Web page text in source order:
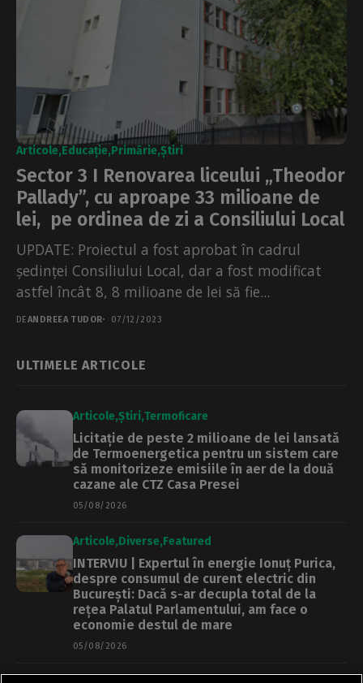
Articole Educație Primărie Știri
Sector 3 I Renovarea liceului „Theodor
Pallady”, cu aproape 33 milioane de
lei, pe ordinea de zi a Consiliului Local
UPDATE: Proiectul a fost aprobat în cadrul
ședinței Consiliului Local, dar a fost modificat
astfel încât 8, 8 milioane de lei să fie...
DEANDREEA TUDOR 07/12/2023
ULTIMELE ARTICOLE
Articole Știri Termoficare
Licitație de peste 2 milioane de lei lansată
de Termoenergetica pentru un sistem care
să monitorizeze emisiile în aer de la două
cazane ale CTZ Casa Presei
05/08/2026
Articole Diverse Featured
INTERVIU | Expertul în energie Ionuț Purica,
despre consumul de curent electric din
București: Dacă s-ar decupla total de la
rețea Palatul Parlamentului, am face o
economie destul de mare
05/08/2026